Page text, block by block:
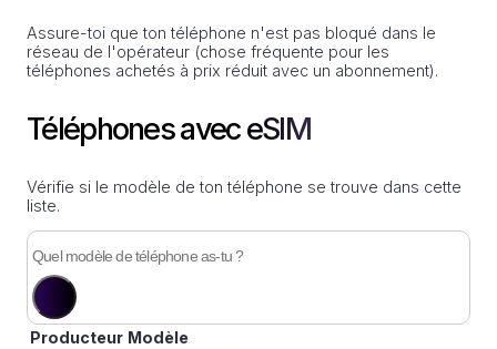
Assure-toi que ton téléphone n'est pas bloqué dans le
réseau de l'opérateur (chose fréquente pour les
téléphones achetés à prix réduit avec un abonnement).
Téléphones avec eSIM
Vérifie si le modèle de ton téléphone se trouve dans cette
liste.
Producteur Modèle